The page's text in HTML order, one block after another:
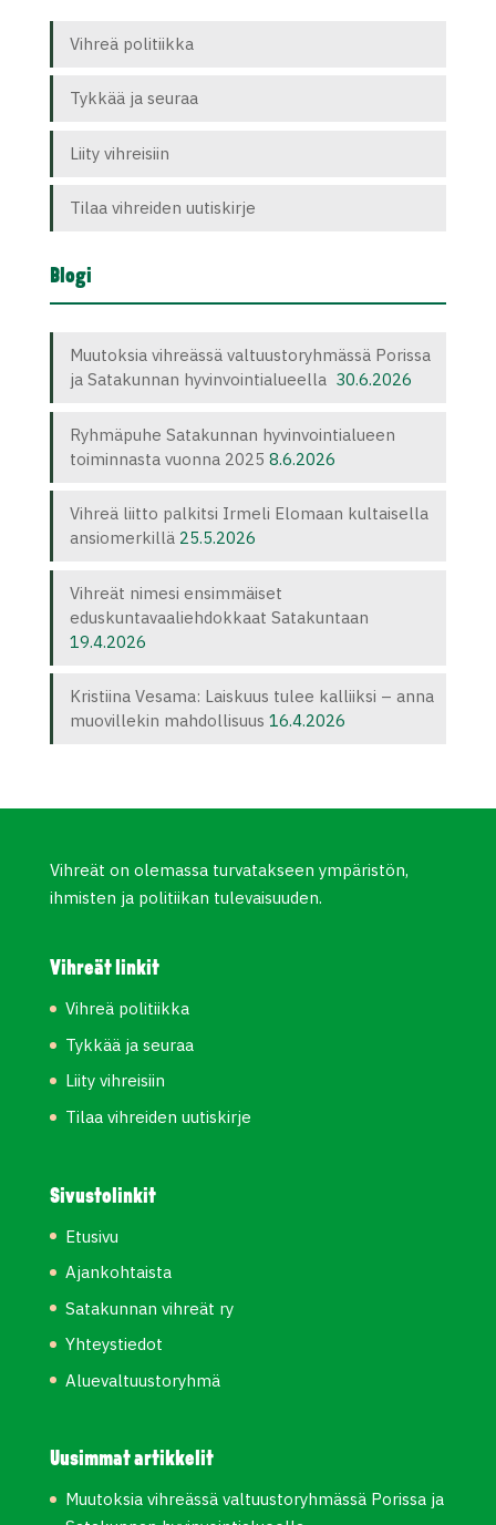
Vihreä politiikka
Tykkää ja seuraa
Liity vihreisiin
Tilaa vihreiden uutiskirje
Blogi
Muutoksia vihreässä valtuustoryhmässä Porissa
ja Satakunnan hyvinvointialueella 30.6.2026
Ryhmäpuhe Satakunnan hyvinvointialueen
toiminnasta vuonna 2025 8.6.2026
Vihreä liitto palkitsi Irmeli Elomaan kultaisella
ansiomerkillä 25.5.2026
Vihreät nimesi ensimmäiset
eduskuntavaaliehdokkaat Satakuntaan
19.4.2026
Kristiina Vesama: Laiskuus tulee kalliiksi – anna
muovillekin mahdollisuus 16.4.2026
Vihreät on olemassa turvatakseen ympäristön,
ihmisten ja politiikan tulevaisuuden.
Vihreät linkit
Vihreä politiikka
Tykkää ja seuraa
Liity vihreisiin
Tilaa vihreiden uutiskirje
Sivustolinkit
Etusivu
Ajankohtaista
Satakunnan vihreät ry
Yhteystiedot
Aluevaltuustoryhmä
Uusimmat artikkelit
Muutoksia vihreässä valtuustoryhmässä Porissa ja